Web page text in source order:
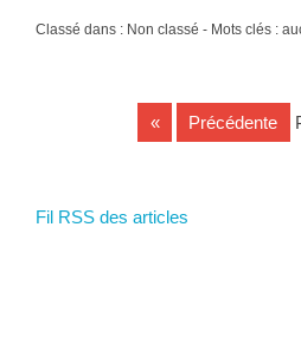
Classé dans : Non classé - Mots clés :
« précédente
Fil RSS des articles